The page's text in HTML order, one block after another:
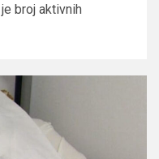
broj aktivnih